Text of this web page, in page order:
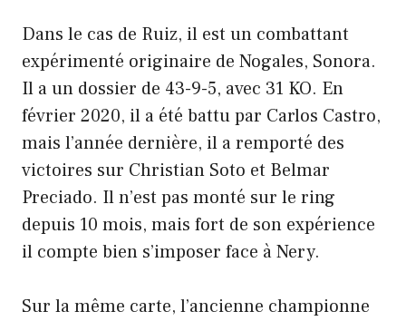
Dans le cas de Ruiz, il est un combattant
expérimenté originaire de Nogales, Sonora.
Il a un dossier de 43-9-5, avec 31 KO. En
février 2020, il a été battu par Carlos Castro,
mais l’année dernière, il a remporté des
victoires sur Christian Soto et Belmar
Preciado. Il n’est pas monté sur le ring
depuis 10 mois, mais fort de son expérience
il compte bien s’imposer face à Nery.
Sur la même carte, l’ancienne championne